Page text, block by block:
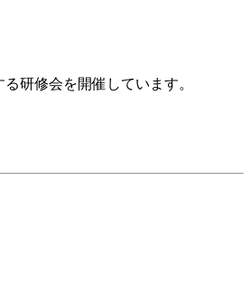
研修会を開催しています。